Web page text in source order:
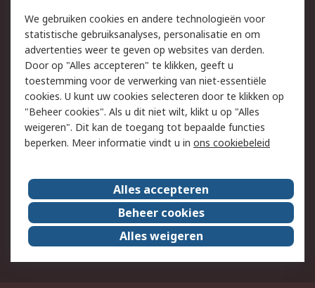
Track & Trace
Wettelijk
Cookiebeleid
Email veiligheid
Privacybeleid
Websitevoorwaarden
Algemene
verkoopvoorwaarden
Over RS
RS Group
Over ons
RS wereldwijd
Werken bij RS
ESG
We gebruiken cookies en andere technologieën voor
statistische gebruiksanalyses, personalisatie en om
advertenties weer te geven op websites van derden.
Door op "Alles accepteren" te klikken, geeft u
toestemming voor de verwerking van niet-essentiële
cookies. U kunt uw cookies selecteren door te klikken op
"Beheer cookies". Als u dit niet wilt, klikt u op "Alles
weigeren". Dit kan de toegang tot bepaalde functies
beperken. Meer informatie vindt u in ons cookiebeleid
Alles accepteren
Beheer cookies
Alles weigeren